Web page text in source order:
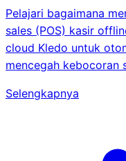
Pelajari bagaimana
sales (POS) kasir
cloud Kledo untuk
mencegah kebocoran
Selengkapnya